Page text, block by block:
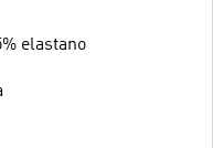
elastano